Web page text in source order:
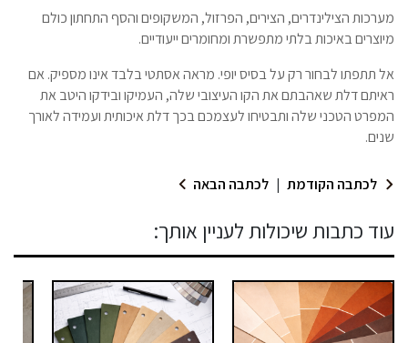
מערכות הצילינדרים, הצירים, הפרזול, המשקופים והסף התחתון כולם
מיוצרים באיכות בלתי מתפשרת ומחומרים ייעודיים.
אל תתפתו לבחור רק על בסיס יופי. מראה אסתטי בלבד אינו מספיק. אם
ראיתם דלת שאהבתם את הקו העיצובי שלה, העמיקו ובידקו היטב את
המפרט הטכני שלה ותבטיחו לעצמכם בכך דלת איכותית ועמידה לאורך
שנים.
לכתבה הקודמת | לכתבה הבאה
עוד כתבות שיכולות לעניין אותך: